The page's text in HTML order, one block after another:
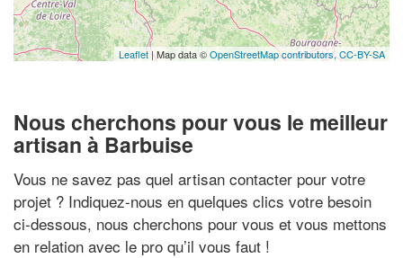
Leaflet| Map data ©OpenStreetMap contributors,CC-BY-SA
Nous cherchons pour vous le meilleur
artisan à Barbuise
Vous ne savez pas quel artisan contacter pour votre
projet ? Indiquez-nous en quelques clics votre besoin
ci-dessous, nous cherchons pour vous et vous mettons
en relation avec le pro qu’il vous faut !